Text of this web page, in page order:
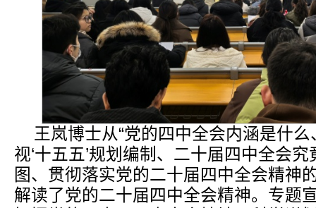
王岚博士从“党的四中全会内涵是什
视‘十五五’规划编制、二十届四中全会
图、贯彻落实党的二十届四中全会精神
解读了党的二十届四中全会精神。专题